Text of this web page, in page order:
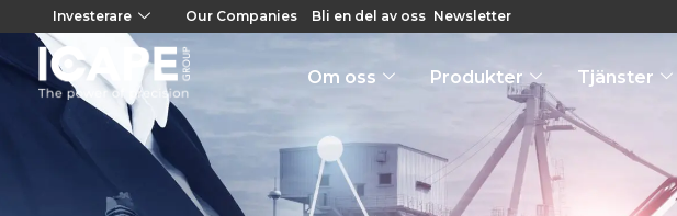
Investerare Our Companies Bli en del av oss Newsletter
Om oss Produkter Tjänster